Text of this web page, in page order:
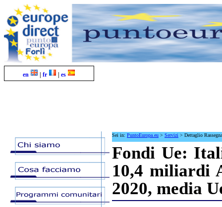
en | fr | es
Sei in: PuntoEuropa.eu > Servizi > Dettaglio
Fondi Ue:
10,4 miliardi
2020, media